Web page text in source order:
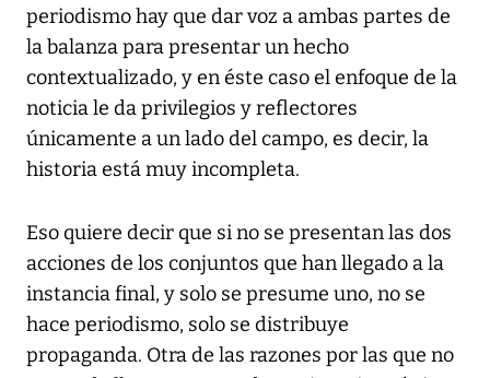
periodismo hay que dar voz a ambas partes de
la balanza para presentar un hecho
contextualizado, y en éste caso el enfoque de la
noticia le da privilegios y reflectores
únicamente a un lado del campo, es decir, la
historia está muy incompleta.
Eso quiere decir que si no se presentan las dos
acciones de los conjuntos que han llegado a la
instancia final, y solo se presume uno, no se
hace periodismo, solo se distribuye
propaganda. Otra de las razones por las que no